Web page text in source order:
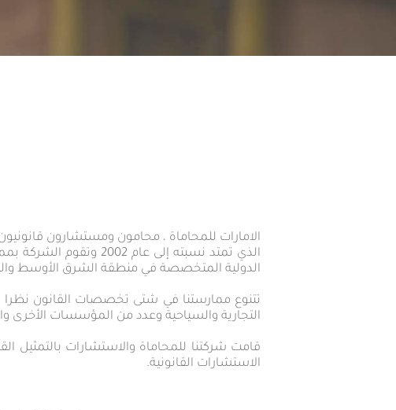
الامارات للمحاماة ، محامون ومستشارون
الذي تمتد نسبته إلى
الدولية المتخصصة في منطقة الشرق الأوسط
تتنوع ممارستنا في شتى تخصصات القانون نظرا
التجارية والسياحية وعدد من المؤسسات الأخرى
قامت شركتنا للمحاماة والاستشارات بالتمثيل
الاستشارات القانونية.